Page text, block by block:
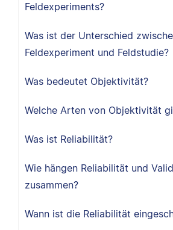
Feldexperiments?
Was ist der Unterschied
Feldexperiment und Feldstudie?
Was bedeutet Objektivität?
Welche Arten von Objektivität
Was ist Reliabilität?
Wie hängen Reliabilität und
zusammen?
Wann ist die Reliabilität